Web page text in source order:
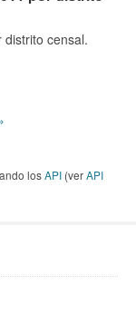
distrito censal.
losAPI (verAPI